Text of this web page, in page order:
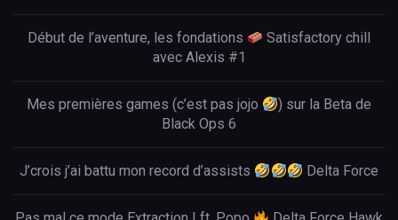
Début de l’aventure, les fondations
Satisfactory chill
avec Alexis #1
Mes premières games (c’est pas jojo
) sur la Beta de
Black Ops 6
J’crois j’ai battu mon record d’assists Delta Force